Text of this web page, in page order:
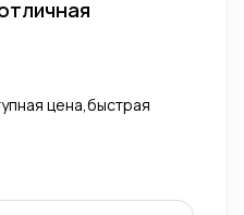
цена,быстрая